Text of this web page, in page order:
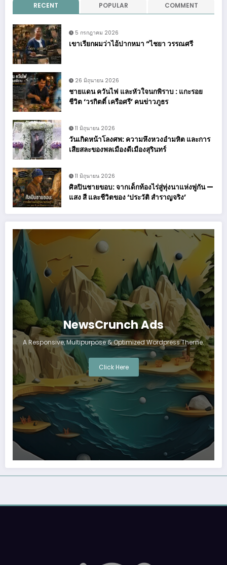
RECENT POPULAR COMMENT
5 กรกฎาคม 2026
เขาเรียกผมว่าไอ้ปากหมา “ไชยา วรรณศรี
26 มิถุนายน 2026
ชายแดน ควันไฟ และหัวใจนกพิราบ : แกะรอย
ชีวิต ‘วรกิตติ์ เครือศรี’ คนข่าวภูธร
11 มิถุนายน 2026
วันเกิดหน้าโลงศพ: ความหึงหวงอำมหิต และการ
เสียสละของพลเมืองดีเมืองสุรินทร์
11 มิถุนายน 2026
ศิลปินชายขอบ: จากเด็กท้องไร่สู่ทุ่งนาแห่งพู่กัน —
แสง สี และชีวิตของ ‘ประวัติ สำราญจริง’
NewsCrunch Ads
A Responsive, Multipurpose & Optimized Wordpress Theme.
Click Here